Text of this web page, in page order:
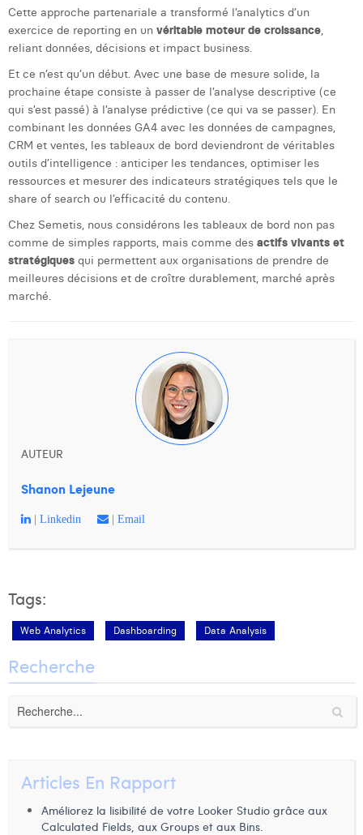
Cette approche partenariale a transformé l’analytics d’un
exercice de reporting en un véritable moteur de croissance,
reliant données, décisions et impact business.
Et ce n’est qu’un début. Avec une base de mesure solide, la
prochaine étape consiste à passer de l’analyse descriptive (ce
qui s’est passé) à l’analyse prédictive (ce qui va se passer). En
combinant les données GA4 avec les données de campagnes,
CRM et ventes, les tableaux de bord deviendront de véritables
outils d’intelligence : anticiper les tendances, optimiser les
ressources et mesurer des indicateurs stratégiques tels que le
share of search ou l’efficacité du contenu.
Chez Semetis, nous considérons les tableaux de bord non pas
comme de simples rapports, mais comme des actifs vivants et
stratégiques qui permettent aux organisations de prendre de
meilleures décisions et de croître durablement, marché après
marché.
AUTEUR
Shanon Lejeune
| Linkedin | Email
Tags:
Web Analytics Dashboarding Data Analysis
Recherche
Articles En Rapport
Améliorez la lisibilité de votre Looker Studio grâce aux
Calculated Fields, aux Groups et aux Bins.